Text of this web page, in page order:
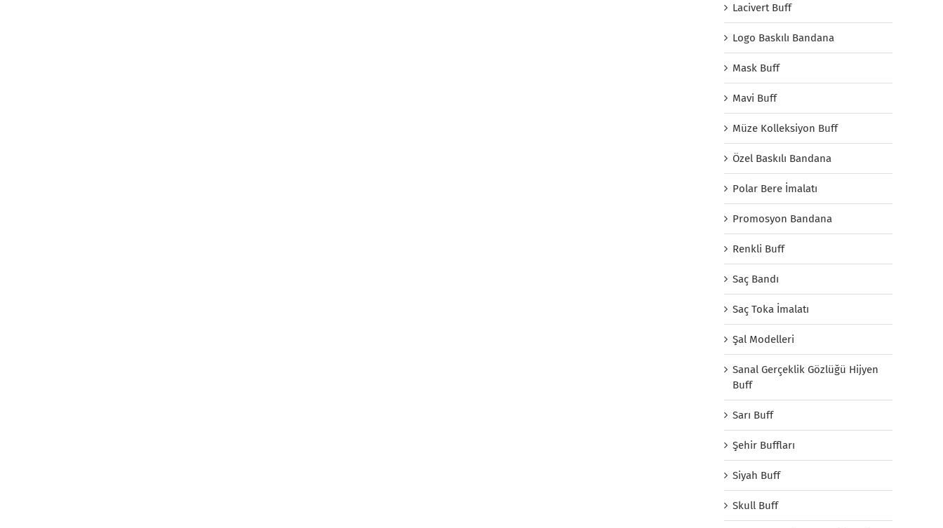
Lacivert Buff
Logo Baskılı Bandana
Mask Buff
Mavi Buff
Müze Kolleksiyon Buff
Özel Baskılı Bandana
Polar Bere İmalatı
Promosyon Bandana
Renkli Buff
Saç Bandı
Saç Toka İmalatı
Şal Modelleri
Sanal Gerçeklik Gözlüğü Hijyen
Buff
Sarı Buff
Şehir Buffları
Siyah Buff
Skull Buff